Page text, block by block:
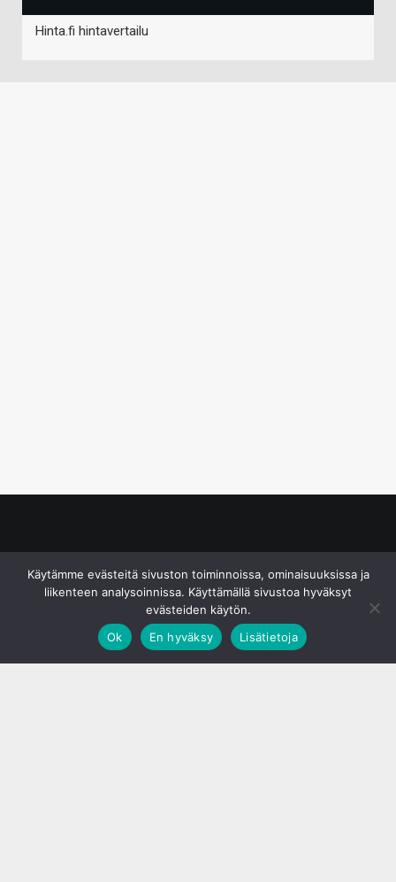
Hinta.fi hintavertailu
Käytämme evästeitä sivuston toiminnoissa, ominaisuuksissa ja
liikenteen analysoinnissa. Käyttämällä sivustoa hyväksyt
evästeiden käytön.
Ok
En hyväksy Lisätietoja